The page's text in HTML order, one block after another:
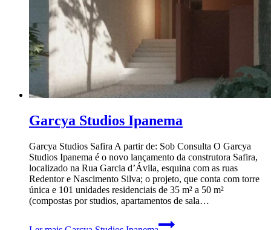
Garcya Studios Ipanema
Garcya Studios Safira A partir de: Sob Consulta O Garcya
Studios Ipanema é o novo lançamento da construtora Safira,
localizado na Rua Garcia d’Ávila, esquina com as ruas
Redentor e Nascimento Silva; o projeto, que conta com torre
única e 101 unidades residenciais de 35 m² a 50 m²
(compostas por studios, apartamentos de sala…